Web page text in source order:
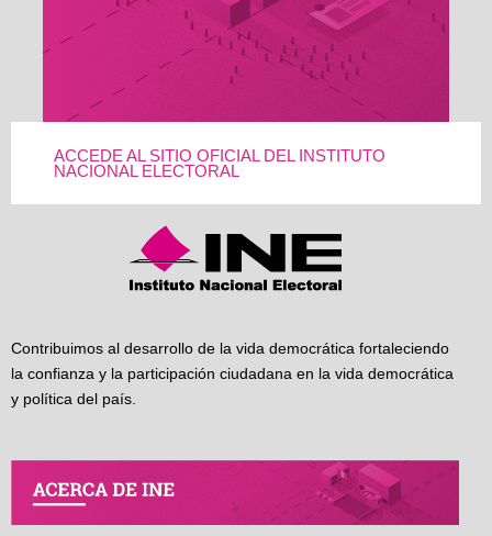
ACCEDE AL SITIO OFICIAL DEL INSTITUTO
NACIONAL ELECTORAL
Contribuimos al desarrollo de la vida democrática fortaleciendo
la confianza y la participación ciudadana en la vida democrática
y política del país.